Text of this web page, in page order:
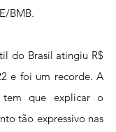
BMB.
do Brasil atingiu R$
e foi um recorde. A
que explicar o
tão expressivo nas